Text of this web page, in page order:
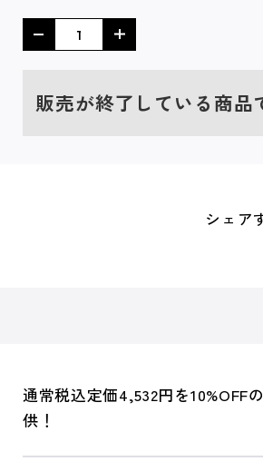
販売が終了している商品
シェア
通常税込定価4,532円を10%OFF
供！